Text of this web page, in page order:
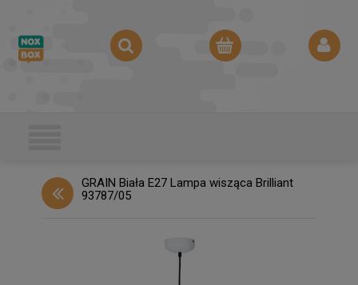
GRAIN Biała E27 Lampa wisząca Brilliant
93787/05